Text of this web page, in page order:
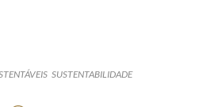
SUSTENTABILIDADE